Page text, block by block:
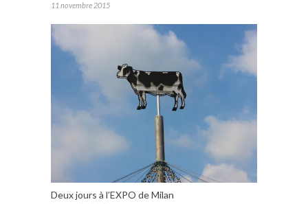
11 novembre 2015
Deux jours à l’EXPO de Milan